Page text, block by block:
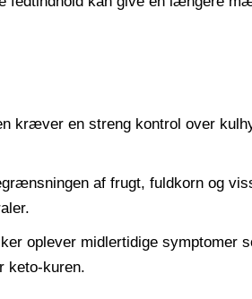
kræver en streng kontrol over
af frugt, fuldkorn og
oplever midlertidige symptomer
keto-kuren.